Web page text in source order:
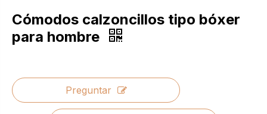
Cómodos calzoncillos tipo bóxer
para hombre
Preguntar